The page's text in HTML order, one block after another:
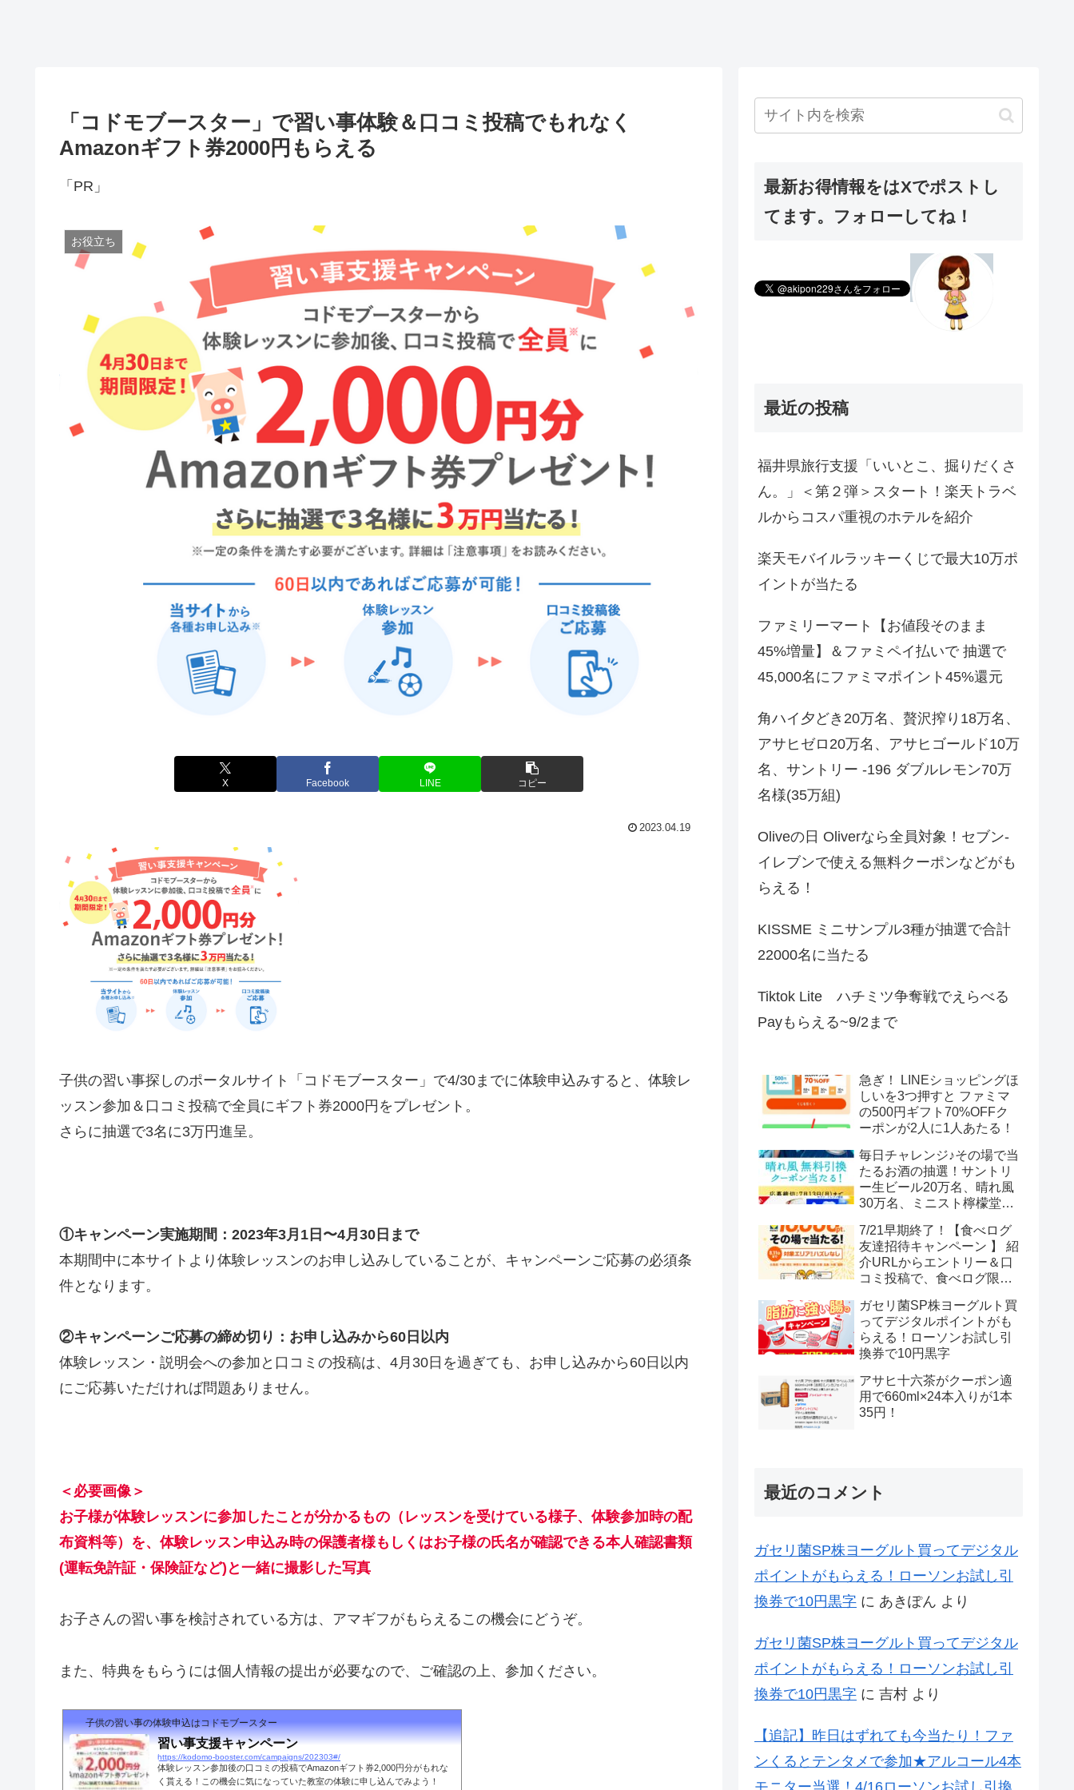
「コドモブースター」で習い事体験＆口コミ投稿でもれなく
Amazonギフト券2000円もらえる
「PR」
お役立ち
X Facebook LINE コピー
2023.04.19
子供の習い事探しのポータルサイト「コドモブースター」で4/30までに体験申込みすると、体験レ
ッスン参加＆口コミ投稿で全員にギフト券2000円をプレゼント。
さらに抽選で3名に3万円進呈。
①キャンペーン実施期間：2023年3月1日〜4月30日まで
本期間中に本サイトより体験レッスンのお申し込みしていることが、キャンペーンご応募の必須条
件となります。
②キャンペーンご応募の締め切り：お申し込みから60日以内
体験レッスン・説明会への参加と口コミの投稿は、4月30日を過ぎても、お申し込みから60日以内
にご応募いただければ問題ありません。
＜必要画像＞
お子様が体験レッスンに参加したことが分かるもの（レッスンを受けている様子、体験参加時の配
布資料等）を、体験レッスン申込み時の保護者様もしくはお子様の氏名が確認できる本人確認書類
(運転免許証・保険証など)と一緒に撮影した写真
お子さんの習い事を検討されている方は、アマギフがもらえるこの機会にどうぞ。
また、特典をもらうには個人情報の提出が必要なので、ご確認の上、参加ください。
子供の習い事の体験申込はコドモブースター
習い事支援キャンペーン
https://kodomo-booster.com/campaigns/202303#/
体験レッスン参加後の口コミの投稿でAmazonギフト券2,000円分がもれな
く貰える！この機会に気になっていた教室の体験に申し込んでみよう！
最新お得情報をはXでポストし
てます。フォローしてね！
最近の投稿
福井県旅行支援「いいとこ、掘りだくさ
ん。」＜第２弾＞スタート！楽天トラベ
ルからコスパ重視のホテルを紹介
楽天モバイルラッキーくじで最大10万ポ
イントが当たる
ファミリーマート【お値段そのまま
45%増量】＆ファミペイ払いで 抽選で
45,000名にファミマポイント45%還元
角ハイ夕どき20万名、贅沢搾り18万名、
アサヒゼロ20万名、アサヒゴールド10万
名、サントリー -196 ダブルレモン70万
名様(35万組)
Oliveの日 Oliverなら全員対象！セブン‐
イレブンで使える無料クーポンなどがも
らえる！
KISSME ミニサンプル3種が抽選で合計
22000名に当たる
Tiktok Lite ハチミツ争奪戦でえらべる
Payもらえる~9/2まで
急ぎ！ LINEショッピングほ
しいを3つ押すと ファミマ
の500円ギフト70%OFFク
ーポンが2人に1人あたる！
毎日チャレンジ♪その場で当
たるお酒の抽選！サントリ
ー生ビール20万名、晴れ風
30万名、ミニスト檸檬堂2
ボール12.3万名
7/21早期終了！【食べログ
友達招待キャンペーン 】 紹
介URLからエントリー＆口
コミ投稿で、食べログ限定
トがもらえる
ガセリ菌SP株ヨーグルト買
ってデジタルポイントがも
らえる！ローソンお試し引
換券で10円黒字
アサヒ十六茶がクーポン適
用で660ml×24本入りが1本
35円！
最近のコメント
ガセリ菌SP株ヨーグルト買ってデジタル
ポイントがもらえる！ローソンお試し引
換券で10円黒字 に あきぽん より
ガセリ菌SP株ヨーグルト買ってデジタル
ポイントがもらえる！ローソンお試し引
換券で10円黒字 に 吉村 より
【追記】昨日はずれても今当たり！ファ
ンくるとテンタメで参加★アルコール4本
モニター当選！4/16ローソンお試し引換